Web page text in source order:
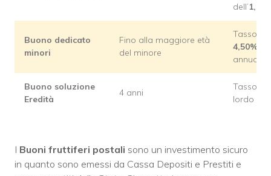
dell’
Buono dedicato
minori
Fino alla maggiore età
del minore
Tasso del
4,50%
annuo
Buono soluzione
Eredità
4 anni
Tasso
lordo
I Buoni fruttiferi postali sono un investimento sicuro
in quanto sono emessi da Cassa Depositi e Prestiti e